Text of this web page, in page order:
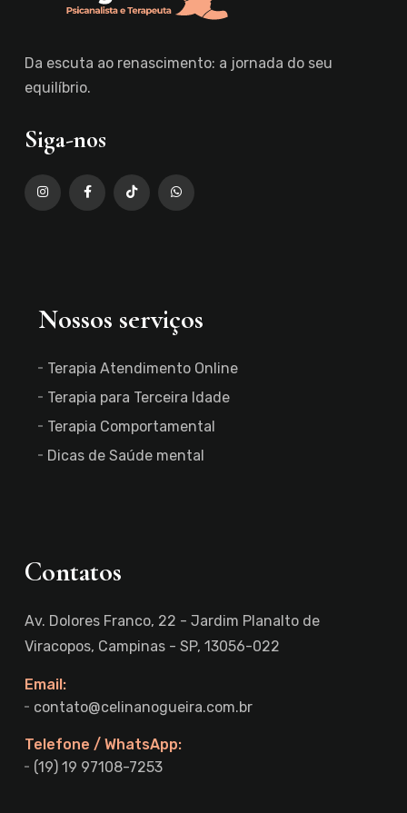
Da escuta ao renascimento: a jornada do seu
equilíbrio.
Siga-nos
Nossos serviços
Terapia Atendimento Online
Terapia para Terceira Idade
Terapia Comportamental
Dicas de Saúde mental
Contatos
Av. Dolores Franco, 22 - Jardim Planalto de
Viracopos, Campinas - SP, 13056-022
Email:
contato@celinanogueira.com.br
Telefone / WhatsApp:
(19) 19 97108-7253